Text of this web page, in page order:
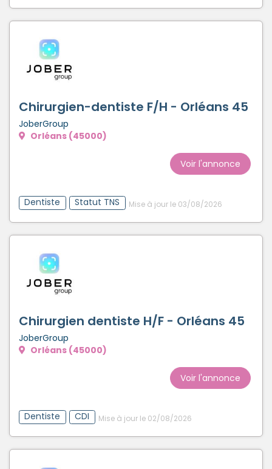
Chirurgien-dentiste F/H - Orléans 45
JoberGroup
Orléans (45000)
Voir l'annonce
Dentiste Statut TNS Mise à jour le 03/08/2026
Chirurgien dentiste H/F - Orléans 45
JoberGroup
Orléans (45000)
Voir l'annonce
Dentiste CDI Mise à jour le 02/08/2026